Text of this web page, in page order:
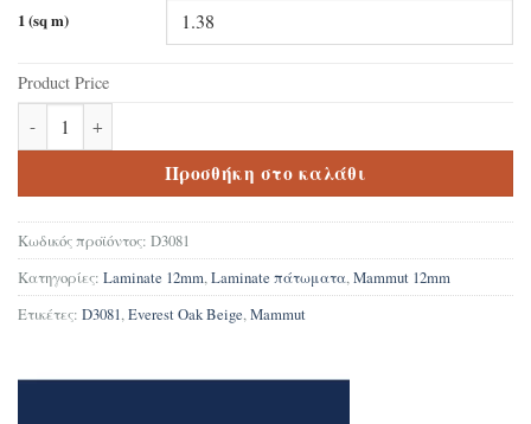
1 (sq m)
Product Price
Δάπεδο Laminate Kronotex Mammut Everest Oak Beige D3081
Προσθήκη στο καλάθι
Κωδικός προϊόντος: D3081
Κατηγορίες: Laminate 12mm,Laminate πάτωματα,Mammut 12mm
Ετικέτες: D3081,Everest Oak Beige,Mammut